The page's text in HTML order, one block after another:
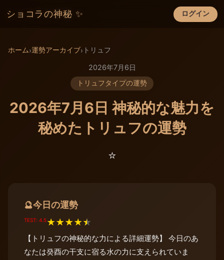
ショコラの神秘 ✨ ログイン
×
ホーム›運勢アーカイブ› トリュフ
2026年7月6日
トリュフタイプの運勢
2026年7月6日 神秘的な魅力を
秘めたトリュフの運勢
⭐️
🔮今日の運勢
TEST: 4.5★★★★★
【トリュフの神秘的な力による詳細運勢】 今日のあ
なたは癸酉の干支に宿る水の力に支えられていま